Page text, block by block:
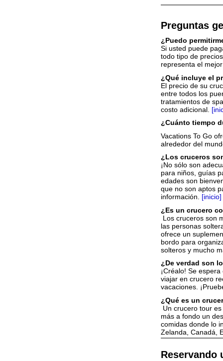
Preguntas
¿Puedo
Si usted puede
todo tipo de
representa el
¿Qué incluye el
El precio de su
entre todos los
tratamientos de
costo adicional.
¿Cuánto tiempo
Vacations To Go
alrededor del
¿Los cruceros
¡No sólo son
para niños, guías
edades son
que no son aptos
información. [inicio]
¿Es un crucero
Los cruceros son
las personas
ofrece un
bordo para
solteros y mucho
¿De verdad son
¡Créalo! Se
viajar en crucero
vacaciones.
¿Qué es un
Un crucero tour
más a fondo un
comidas donde lo
Zelanda, Canadá,
Reservando